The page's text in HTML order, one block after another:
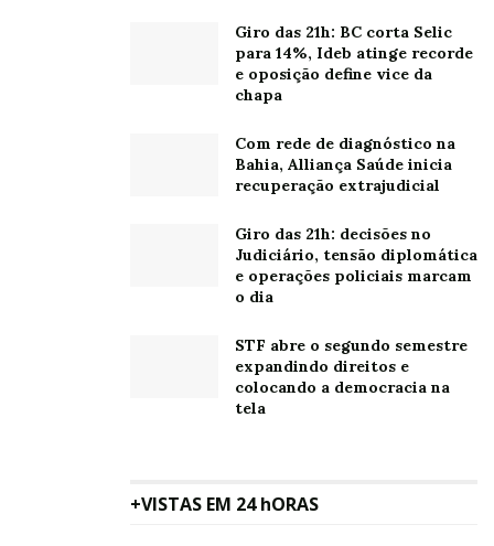
Giro das 21h: BC corta Selic
para 14%, Ideb atinge recorde
e oposição define vice da
chapa
Com rede de diagnóstico na
Bahia, Alliança Saúde inicia
recuperação extrajudicial
Giro das 21h: decisões no
Judiciário, tensão diplomática
e operações policiais marcam
o dia
STF abre o segundo semestre
expandindo direitos e
colocando a democracia na
tela
+VISTAS EM 24 hORAS